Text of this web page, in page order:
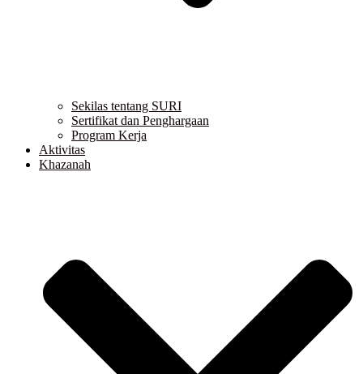
Sekilas tentang SURI
Sertifikat dan Penghargaan
Program Kerja
Aktivitas
Khazanah